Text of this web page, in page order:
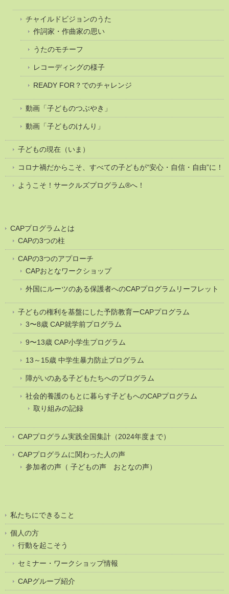
チャイルドビジョンのうた
作詞家・作曲家の思い
うたのモチーフ
レコーディングの様子
READY FOR？でのチャレンジ
動画「子どものつぶやき」
動画「子どものけんり」
子どもの現在（いま）
コロナ禍だからこそ、すべての子どもが“安心・自信・自由”に！
ようこそ！サークルズプログラム®へ！
CAPプログラムとは
CAPの3つの柱
CAPの3つのアプローチ
CAPおとなワークショップ
外国にルーツのある保護者へのCAPプログラムリーフレット
子どもの権利を基盤にした予防教育ーCAPプログラム
3〜8歳 CAP就学前プログラム
9〜13歳 CAP小学生プログラム
13～15歳 中学生暴力防止プログラム
障がいのある子どもたちへのプログラム
社会的養護のもとに暮らす子どもへのCAPプログラム
取り組みの記録
CAPプログラム実践全国集計（2024年度まで）
CAPプログラムに関わった人の声
参加者の声（ 子どもの声 おとなの声）
私たちにできること
個人の方
行動を起こそう
セミナー・ワークショップ情報
CAPグループ紹介